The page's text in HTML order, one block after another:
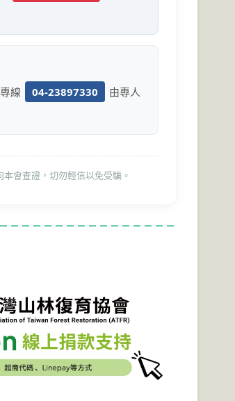
線 04-23897330
由專人
會查證，切勿輕信以免受騙。